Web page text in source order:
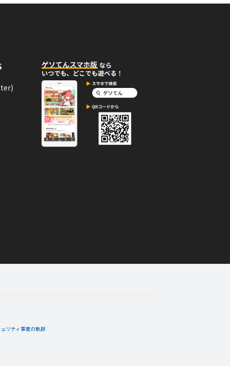
03月05日
を手に入れた！
ジを手に入れた！
ジ。
リティ事業の軌跡